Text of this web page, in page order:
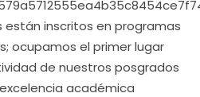
inscritos en programas
ocupamos el primer lugar
de nuestros posgrados
académica